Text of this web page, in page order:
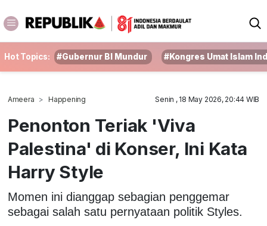
Hot Topics: #Gubernur BI Mundur #Kongres Umat Islam
Ameera Happening Senin , 18 May 2026, 20:44 WIB
Penonton Teriak 'Viva
Palestina' di Konser, Ini Kata
Harry Style
Momen ini dianggap sebagian penggemar
sebagai salah satu pernyataan politik Styles.